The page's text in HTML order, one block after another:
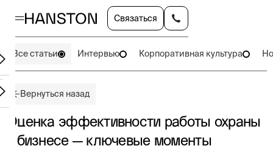
Связаться
Все статьи Интервью Корпоративная культура
Вернуться назад
Оценка эффективности работы охраны
в бизнесе — ключевые моменты